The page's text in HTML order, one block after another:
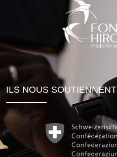
ILS NOUS SOUTIENNENT